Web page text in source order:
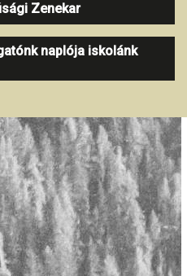
Zenekar
naplója iskolánk